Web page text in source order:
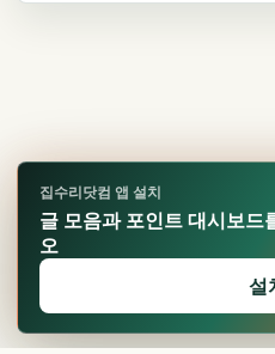
집수리닷컴 앱 설치
글 모음과 포인트 대시보드
오
설